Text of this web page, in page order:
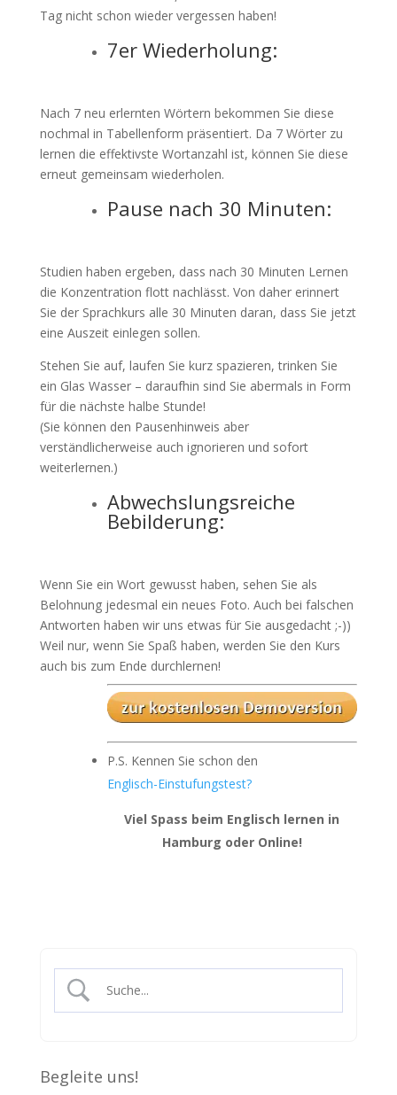
Tag nicht schon wieder vergessen haben!
7er Wiederholung:
Nach 7 neu erlernten Wörtern bekommen Sie diese
nochmal in Tabellenform präsentiert. Da 7 Wörter zu
lernen die effektivste Wortanzahl ist, können Sie diese
erneut gemeinsam wiederholen.
Pause nach 30 Minuten:
Studien haben ergeben, dass nach 30 Minuten Lernen
die Konzentration flott nachlässt. Von daher erinnert
Sie der Sprachkurs alle 30 Minuten daran, dass Sie jetzt
eine Auszeit einlegen sollen.
Stehen Sie auf, laufen Sie kurz spazieren, trinken Sie
ein Glas Wasser – daraufhin sind Sie abermals in Form
für die nächste halbe Stunde!
(Sie können den Pausenhinweis aber
verständlicherweise auch ignorieren und sofort
weiterlernen.)
Abwechslungsreiche
Bebilderung:
Wenn Sie ein Wort gewusst haben, sehen Sie als
Belohnung jedesmal ein neues Foto. Auch bei falschen
Antworten haben wir uns etwas für Sie ausgedacht ;-))
Weil nur, wenn Sie Spaß haben, werden Sie den Kurs
auch bis zum Ende durchlernen!
P.S. Kennen Sie schon den
Englisch-Einstufungstest?
Viel Spass beim Englisch lernen in
Hamburg oder Online!
Begleite uns!